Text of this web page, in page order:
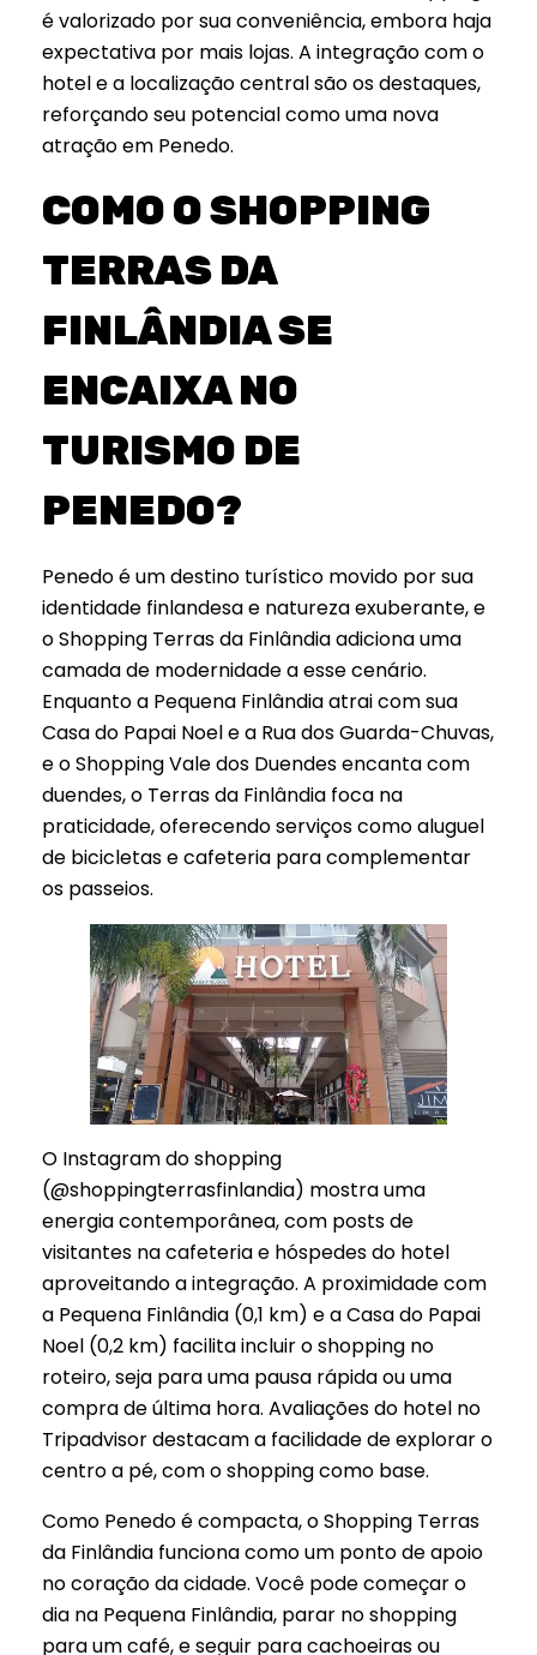
é valorizado por sua conveniência, embora haja
expectativa por mais lojas. A integração com o
hotel e a localização central são os destaques,
reforçando seu potencial como uma nova
atração em Penedo.
COMO O SHOPPING
TERRAS DA
FINLÂNDIA SE
ENCAIXA NO
TURISMO DE
PENEDO?
Penedo é um destino turístico movido por sua
identidade finlandesa e natureza exuberante, e
o Shopping Terras da Finlândia adiciona uma
camada de modernidade a esse cenário.
Enquanto a Pequena Finlândia atrai com sua
Casa do Papai Noel e a Rua dos Guarda-Chuvas,
e o Shopping Vale dos Duendes encanta com
duendes, o Terras da Finlândia foca na
praticidade, oferecendo serviços como aluguel
de bicicletas e cafeteria para complementar
os passeios.
O Instagram do shopping
(@shoppingterrasfinlandia) mostra uma
energia contemporânea, com posts de
visitantes na cafeteria e hóspedes do hotel
aproveitando a integração. A proximidade com
a Pequena Finlândia (0,1 km) e a Casa do Papai
Noel (0,2 km) facilita incluir o shopping no
roteiro, seja para uma pausa rápida ou uma
compra de última hora. Avaliações do hotel no
Tripadvisor destacam a facilidade de explorar o
centro a pé, com o shopping como base.
Como Penedo é compacta, o Shopping Terras
da Finlândia funciona como um ponto de apoio
no coração da cidade. Você pode começar o
dia na Pequena Finlândia, parar no shopping
para um café, e seguir para cachoeiras ou